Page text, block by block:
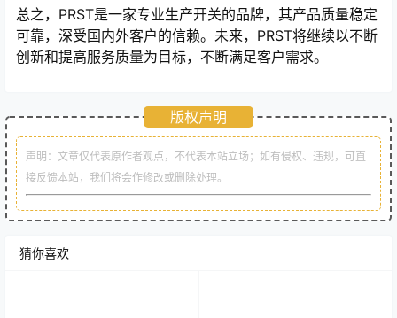
总之，PRST是一家专业生产开关的品牌，其产品质量稳定
可靠，深受国内外客户的信赖。未来，PRST将继续以不断
创新和提高服务质量为目标，不断满足客户需求。
版权声明
声明：文章仅代表原作者观点，不代表本站立场；如有侵权、违规，可直
接反馈本站，我们将会作修改或删除处理。
猜你喜欢